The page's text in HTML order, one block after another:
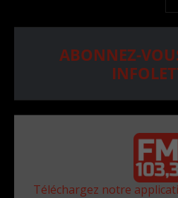
ABONNEZ-
Téléchargez notre